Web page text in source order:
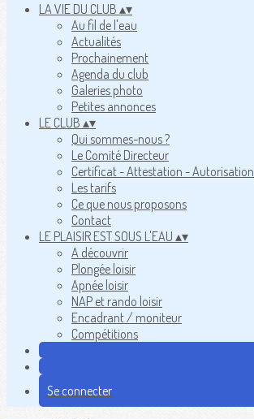
LA VIE DU CLUB ▴▾
Au fil de l'eau
Actualités
Prochainement
Agenda du club
Galeries photo
Petites annonces
LE CLUB ▴▾
Qui sommes-nous ?
Le Comité Directeur
Certificat - Attestation - Autorisation
Les tarifs
Ce que nous proposons
Contact
LE PLAISIR EST SOUS L'EAU ▴▾
A découvrir
Plongée loisir
Apnée loisir
NAP et rando loisir
Encadrant / moniteur
Compétitions
Se connecter